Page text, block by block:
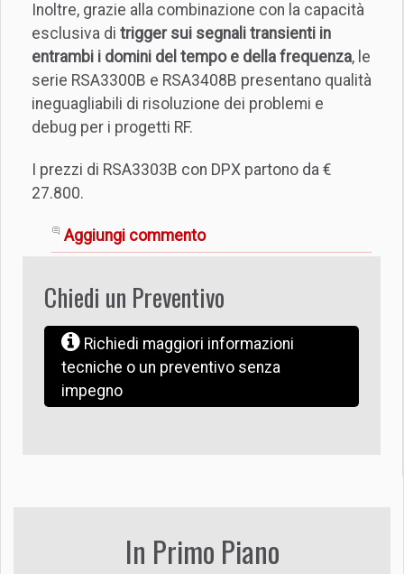
Inoltre, grazie alla combinazione con la capacità
esclusiva di trigger sui segnali transienti in
entrambi i domini del tempo e della frequenza, le
serie RSA3300B e RSA3408B presentano qualità
ineguagliabili di risoluzione dei problemi e
debug per i progetti RF.
I prezzi di RSA3303B con DPX partono da €
27.800.
Aggiungi commento
Chiedi un Preventivo
Richiedi maggiori informazioni
tecniche o un preventivo senza
impegno
In Primo Piano